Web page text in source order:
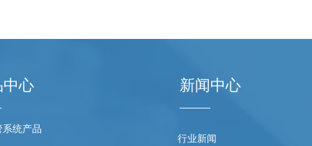
心
系统产品
行业新闻
新闻中心